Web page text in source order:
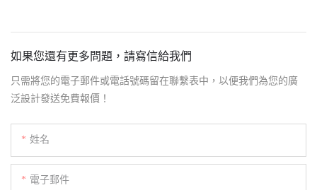
如果您還有更多問題，請寫信給我們
只需將您的電子郵件或電話號碼留在聯繫表中，以便我們為您的廣
泛設計發送免費報價！
姓名
電子郵件